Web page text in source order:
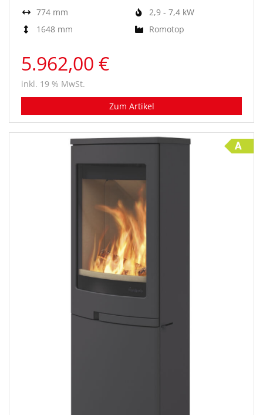
774 mm
1648 mm
2,9 - 7,4 kW
Romotop
5.962,00 €
inkl. 19 % MwSt.
Zum Artikel